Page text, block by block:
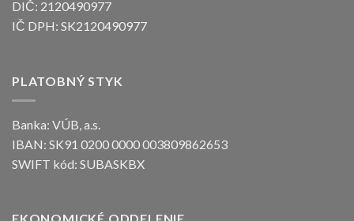
DIČ: 2120490977
IČ DPH: SK2120490977
PLATOBNÝ STYK
Banka: VÚB, a.s.
IBAN: SK91 0200 0000 003809862653
SWIFT kód: SUBASKBX